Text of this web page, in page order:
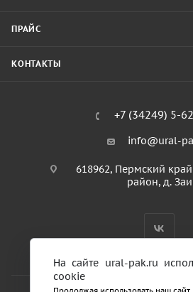
ПРАЙС
КОНТАКТЫ
+7 (34249) 5-
info@ural-
618962, Пермский
район, д.
На сайте ural-pak.ru
cookie